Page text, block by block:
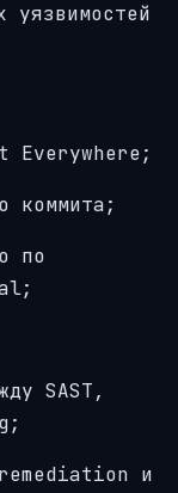
уязвимостей
коммита;
по
SAST,
remediation и